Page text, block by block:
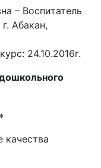
– Воспитатель
Абакан,
24.10.2016г.
качества